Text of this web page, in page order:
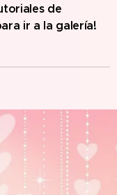
de
ir a la galería!